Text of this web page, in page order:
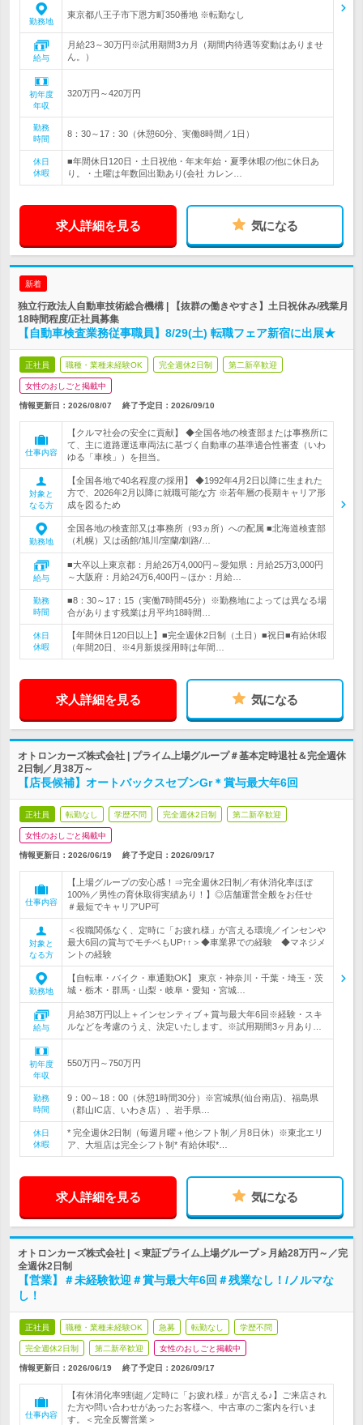
勤務地
東京都八王子市下恩方町350番地 ※転勤なし
給与
月給23～30万円※試用期間3カ月（期間内待遇等変動はありませ
ん。）
初年度
年収
320万円～420万円
勤務
時間
8：30～17：30（休憩60分、実働8時間／1日）
休日
休暇
■年間休日120日・土日祝他・年末年始・夏季休暇の他に休日あ
り。・土曜は年数回出勤あり(会社 カレン…
求人詳細を見る 気になる
新着
独立行政法人自動車技術総合機構 | 【抜群の働きやすさ】土日祝休み/残業月
18時間程度/正社員募集
【自動車検査業務従事職員】8/29(土) 転職フェア新宿に出展★
正社員 職種・業種未経験OK 完全週休2日制 第二新卒歓迎
女性のおしごと掲載中
情報更新日：2026/08/07 終了予定日： 2026/09/10
仕事内容
【クルマ社会の安全に貢献】 ◆全国各地の検査部または事務所に
て、主に道路運送車両法に基づく自動車の基準適合性審査（いわ
ゆる「車検」）を担当。
対象と
なる方
【全国各地で40名程度の採用】 ◆1992年4月2日以降に生まれた
方で、2026年2月以降に就職可能な方 ※若年層の長期キャリア形
成を図るため
勤務地
全国各地の検査部又は事務所（93ヵ所）への配属 ■北海道検査部
（札幌）又は函館/旭川/室蘭/釧路/…
給与
■大卒以上東京都：月給26万4,000円～愛知県：月給25万3,000円
～大阪府：月給24万6,400円～ほか：月給…
勤務
時間
■8：30～17：15（実働7時間45分）※勤務地によっては異なる場
合があります残業は月平均18時間…
休日
休暇
【年間休日120日以上】■完全週休2日制（土日）■祝日■有給休暇
（年間20日、※4月新規採用時は年間…
求人詳細を見る 気になる
オトロンカーズ株式会社 | プライム上場グループ＃基本定時退社＆完全週休
2日制／月38万～
【店長候補】オートバックスセブンGr＊賞与最大年6回
正社員 転勤なし 学歴不問 完全週休2日制 第二新卒歓迎
女性のおしごと掲載中
情報更新日：2026/06/19 終了予定日： 2026/09/17
仕事内容
【上場グループの安心感！⇒完全週休2日制／有休消化率ほぼ
100%／男性の育休取得実績あり！】◎店舗運営全般をお任せ
＃最短でキャリアUP可
対象と
なる方
＜役職関係なく、定時に「お疲れ様」が言える環境／インセンや
最大6回の賞与でモチベもUP↑↑＞◆車業界での経験 ◆マネジメ
ントの経験
勤務地
【自転車・バイク・車通勤OK】 東京・神奈川・千葉・埼玉・茨
城・栃木・群馬・山梨・岐阜・愛知・宮城…
給与
月給38万円以上＋インセンティブ＋賞与最大年6回※経験・スキ
ルなどを考慮のうえ、決定いたします。※試用期間3ヶ月あり…
初年度
年収
550万円～750万円
勤務
時間
9：00～18：00（休憩1時間30分）※宮城県(仙台南店)、福島県
（郡山IC店、いわき店）、岩手県…
休日
休暇
* 完全週休2日制（毎週月曜＋他シフト制／月8日休）※東北エリ
ア、大垣店は完全シフト制* 有給休暇*…
求人詳細を見る 気になる
オトロンカーズ株式会社 | ＜東証プライム上場グループ＞月給28万円～／完
全週休2日制
【営業】＃未経験歓迎＃賞与最大年6回＃残業なし！/ノルマな
し！
正社員 職種・業種未経験OK 急募 転勤なし 学歴不問
完全週休2日制 第二新卒歓迎 女性のおしごと掲載中
情報更新日：2026/06/19 終了予定日： 2026/09/17
仕事内容
【有休消化率9割超／定時に「お疲れ様」が言える♪】ご来店され
た方や問い合わせがあったお客様へ、中古車のご案内を行いま
す。＜完全反響営業＞